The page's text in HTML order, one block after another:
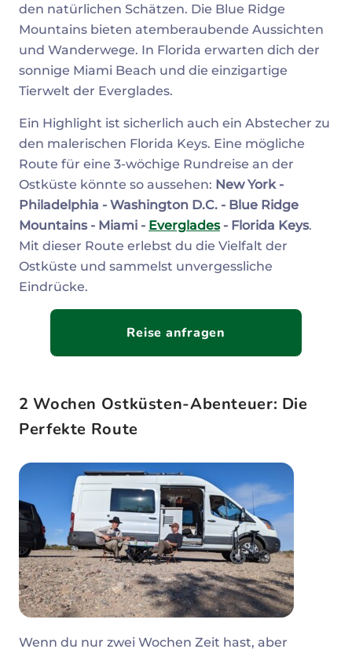
den natürlichen Schätzen. Die Blue Ridge
Mountains bieten atemberaubende Aussichten
und Wanderwege. In Florida erwarten dich der
sonnige Miami Beach und die einzigartige
Tierwelt der Everglades.
Ein Highlight ist sicherlich auch ein Abstecher zu
den malerischen Florida Keys. Eine mögliche
Route für eine 3-wöchige Rundreise an der
Ostküste könnte so aussehen: New York -
Philadelphia - Washington D.C. - Blue Ridge
Mountains - Miami - Everglades- Florida Keys.
Mit dieser Route erlebst du die Vielfalt der
Ostküste und sammelst unvergessliche
Eindrücke.
Reise anfragen
2 Wochen Ostküsten-Abenteuer: Die
Perfekte Route
Wenn du nur zwei Wochen Zeit hast, aber